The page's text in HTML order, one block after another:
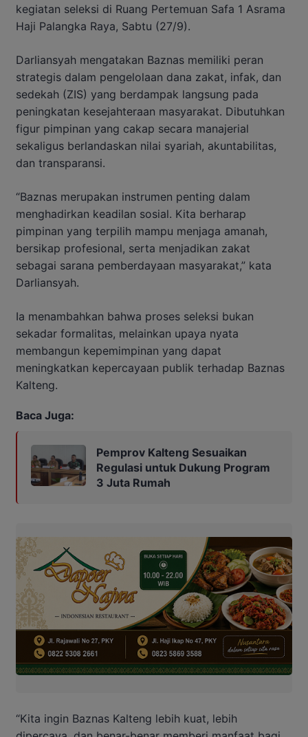
kegiatan seleksi di Ruang Pertemuan Safa 1 Asrama
Haji Palangka Raya, Sabtu (27/9).
Darliansyah mengatakan Baznas memiliki peran
strategis dalam pengelolaan dana zakat, infak, dan
sedekah (ZIS) yang berdampak langsung pada
peningkatan kesejahteraan masyarakat. Dibutuhkan
figur pimpinan yang cakap secara manajerial
sekaligus berlandaskan nilai syariah, akuntabilitas,
dan transparansi.
“Baznas merupakan instrumen penting dalam
menghadirkan keadilan sosial. Kita berharap
pimpinan yang terpilih mampu menjaga amanah,
bersikap profesional, serta menjadikan zakat
sebagai sarana pemberdayaan masyarakat,” kata
Darliansyah.
Ia menambahkan bahwa proses seleksi bukan
sekadar formalitas, melainkan upaya nyata
membangun kepemimpinan yang dapat
meningkatkan kepercayaan publik terhadap Baznas
Kalteng.
Baca Juga:
Pemprov Kalteng Sesuaikan
Regulasi untuk Dukung Program
3 Juta Rumah
“Kita ingin Baznas Kalteng lebih kuat, lebih